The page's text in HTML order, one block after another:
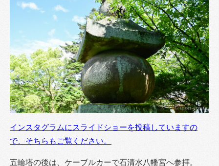
インスタグラムにスライドショーを投稿していますの
で、そちらもご覧ください。
五輪塔の後は、ケーブルカーで石清水八幡宮へ参拝。